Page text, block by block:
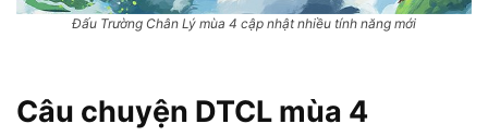
Đấu Trường Chân Lý mùa 4 cập nhật nhiều tính năng mới
Câu chuyện DTCL mùa 4